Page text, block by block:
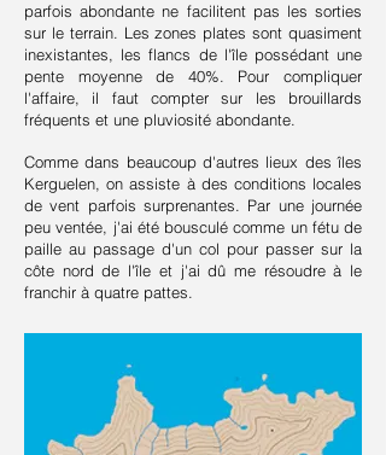
parfois abondante ne facilitent pas les sorties
sur le terrain. Les zones plates sont quasiment
inexistantes, les flancs de l'île possédant une
pente moyenne de 40%. Pour compliquer
l'affaire, il faut compter sur les brouillards
fréquents et une pluviosité abondante.
Comme dans beaucoup d'autres lieux des îles
Kerguelen, on assiste à des conditions locales
de vent parfois surprenantes. Par une journée
peu ventée, j'ai été bousculé comme un fétu de
paille au passage d'un col pour passer sur la
côte nord de l'île et j'ai dû me résoudre à le
franchir à quatre pattes.